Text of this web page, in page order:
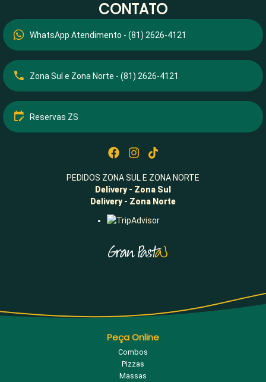
CONTATO
WhatsApp Atendimento - (81) 2626-4121
Zona Sul e Zona Norte - (81) 2626-4121
Reservas ZS
PEDIDOS ZONA SUL E ZONA NORTE
Delivery - Zona Sul
Delivery - Zona Norte
Peça Online
Combos
Pizzas
Massas